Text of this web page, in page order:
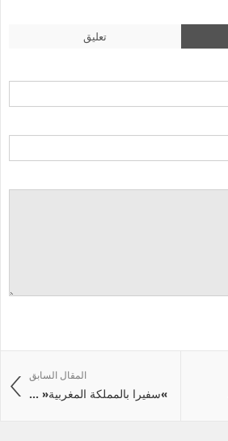
تعليق
المقال السابق
»سفيرا بالمملكة المغربية« ...